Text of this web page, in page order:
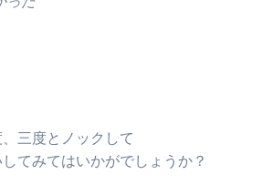
三度とノックして
てみてはいかがでしょうか？